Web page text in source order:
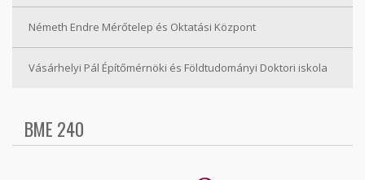
Németh Endre Mérőtelep és Oktatási Központ
Vásárhelyi Pál Építőmérnöki és Földtudományi Doktori iskola
BME 240